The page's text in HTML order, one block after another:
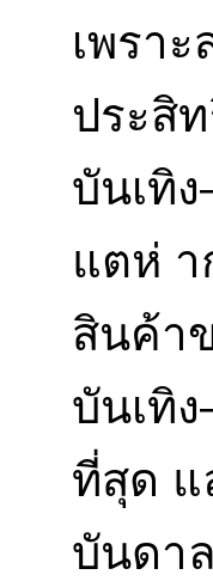
เพรา
ประสิ
บันเทิ
แตห่
สินค้า
บันเทิ
ที่สุด แ
บันดา